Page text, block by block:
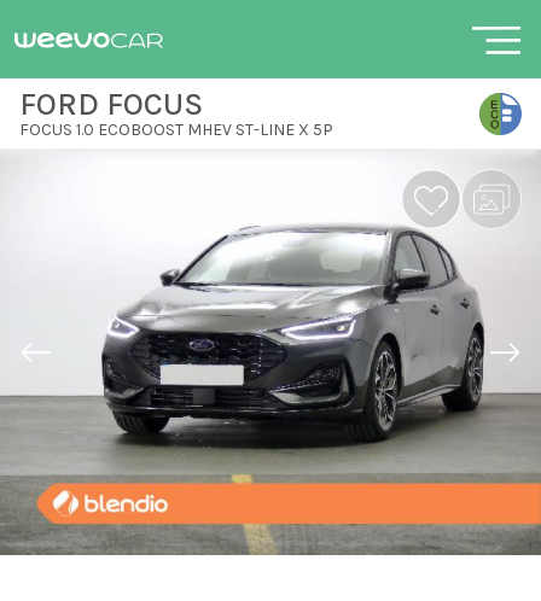
FORD FOCUS
FOCUS 1.0 ECOBOOST MHEV ST-LINE X 5P